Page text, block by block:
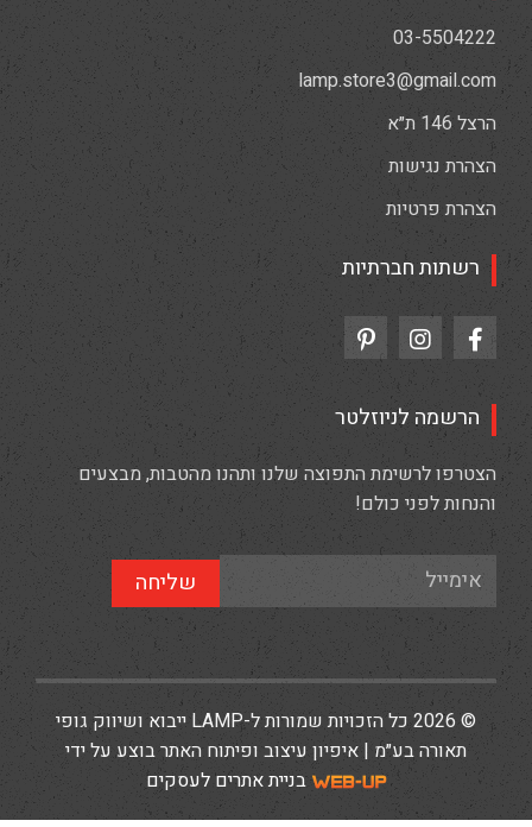
03-5504222
lamp.store3@gmail.com
הרצל 146 ת״א
הצהרת נגישות
הצהרת פרטיות
רשתות חברתיות
הרשמה לניוזלטר
הצטרפו לרשימת התפוצה שלנו ותהנו מהטבות, מבצעים
והנחות לפני כולם!
שליחה
© 2026 כל הזכויות שמורות ל-LAMP ייבוא ושיווק גופי
תאורה בע״מ | איפיון עיצוב ופיתוח האתר בוצע על ידי
בניית אתרים לעסקים